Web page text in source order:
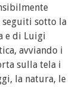
seguiti sotto la
e di Luigi
avviando i
sulla tela i
la natura, le